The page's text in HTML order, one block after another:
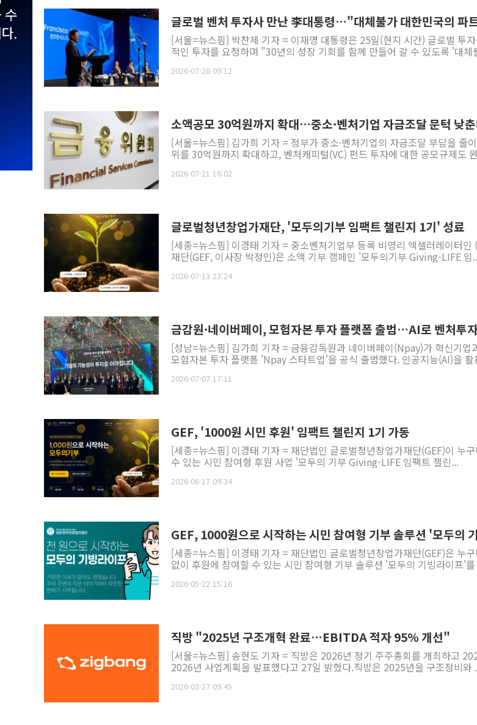
[인도증시] 중동 불안 속
황희 '폐버스 청년주택'
폭염 누그러지고 가뭄 숙
글로벌 벤처 투자사 만난 李대통령…"대체불가 대한민국의 파
[서울=뉴스핌] 박찬제 기자 = 이재명 대통령은 25일(현지 시간) 글로벌 투
적인 투자를 요청하며 "30년의 성장 기회를 함께 만들어 갈 수 있도록 '대체
2026-07-26 09:12
소액공모 30억원까지 확대…중소·벤처기업 자금조달 문턱 낮
[서울=뉴스핌] 김가희 기자 = 정부가 중소·벤처기업의 자금조달 부담을 줄
위를 30억원까지 확대하고, 벤처캐피털(VC) 펀드 투자에 대한 공모규제도
2026-07-21 16:02
글로벌청년창업가재단, '모두의기부 임팩트 챌린지 1기' 성료
[세종=뉴스핌] 이경태 기자 = 중소벤처기업부 등록 비영리 액셀러레이터인
재단(GEF, 이사장 박정인)은 소액 기부 캠페인 '모두의기부 Giving-LIFE 임
2026-07-13 23:24
금감원·네이버페이, 모험자본 투자 플랫폼 출범…AI로 벤처투
[성남=뉴스핌] 김가희 기자 = 금융감독원과 네이버페이(Npay)가 혁신기업
모험자본 투자 플랫폼 'Npay 스타트업'을 공식 출범했다. 인공지능(AI)을 활
2026-07-07 17:11
GEF, '1000원 시민 후원' 임팩트 챌린지 1기 가동
[세종=뉴스핌] 이경태 기자 = 재단법인 글로벌청년창업가재단(GEF)이 누
수 있는 시민 참여형 후원 사업 '모두의 기부 Giving-LIFE 임팩트 챌린...
2026-06-17 09:34
GEF, 1000원으로 시작하는 시민 참여형 기부 솔루션 '모두의
[세종=뉴스핌] 이경태 기자 = 재단법인 글로벌청년창업가재단(GEF)은 누
없이 후원에 참여할 수 있는 시민 참여형 기부 솔루션 '모두의 기빙라이프'
2026-05-22 15:16
직방 "2025년 구조개혁 완료…EBITDA 적자 95% 개선"
[서울=뉴스핌] 송현도 기자 = 직방은 2026년 정기 주주총회를 개최하고
2026년 사업계획을 발표했다고 27일 밝혔다.직방은 2025년을 구조정비와
2026-03-27 09:45